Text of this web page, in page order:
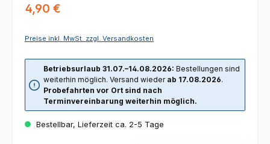
Regulärer Preis:
4,90 €
Preise inkl. MwSt. zzgl. Versandkosten
Betriebsurlaub 31.07.–14.08.2026: Bestellungen sind
weiterhin möglich. Versand wieder ab 17.08.2026.
Probefahrten vor Ort sind nach
Terminvereinbarung weiterhin möglich.
Bestellbar, Lieferzeit ca. 2-5 Tage